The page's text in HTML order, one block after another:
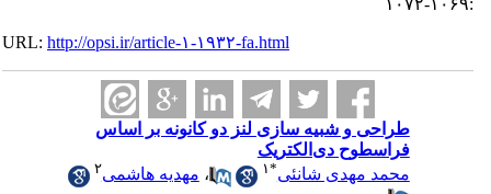
URL:http://opsi.ir/article-۱-۱۹۳۲-fa.html
طراحی و شبیه سازی لنز دو کانونه بر اساس
فراسطوح دی‌الکتریک
محمد مهدی شانئی
۱ ،مهدیه هاشمی